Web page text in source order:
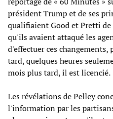
président Trump et de ses
qualifiaient Good et Pretti
qu'ils avaient attaqué les
d'effectuer ces
tard, quelques heures
mois plus tard, il est licencié.
Les révélations de Pelley
l'information par les